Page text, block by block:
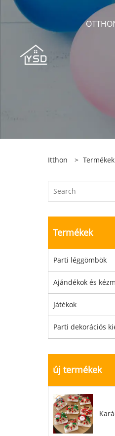
Itthon > Termékek
Termékek
Parti léggömbök
Ajándékok és
Játékok
Parti dekorációs
új termékek